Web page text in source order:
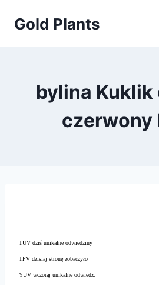
Gold Plants
bylina
czerwony
TUV dziś unikalne odwiedziny
TPV dzisiaj stronę zobaczyło
YUV wczoraj unikalne odwiedz.